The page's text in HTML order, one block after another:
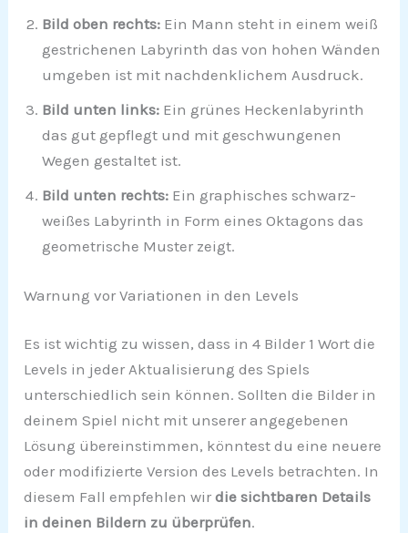
Bild oben rechts: Ein Mann steht in einem weiß
gestrichenen Labyrinth das von hohen Wänden
umgeben ist mit nachdenklichem Ausdruck.
Bild unten links: Ein grünes Heckenlabyrinth
das gut gepflegt und mit geschwungenen
Wegen gestaltet ist.
Bild unten rechts: Ein graphisches schwarz-
weißes Labyrinth in Form eines Oktagons das
geometrische Muster zeigt.
Warnung vor Variationen in den Levels
Es ist wichtig zu wissen, dass in 4 Bilder 1 Wort die
Levels in jeder Aktualisierung des Spiels
unterschiedlich sein können. Sollten die Bilder in
deinem Spiel nicht mit unserer angegebenen
Lösung übereinstimmen, könntest du eine neuere
oder modifizierte Version des Levels betrachten. In
diesem Fall empfehlen wirdie sichtbaren Details
in deinen Bildern zu überprüfen.